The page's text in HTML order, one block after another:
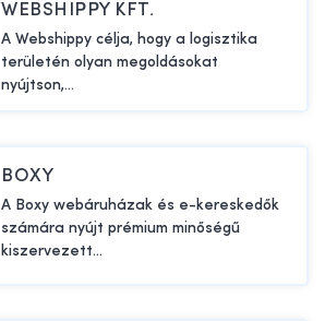
WEBSHIPPY KFT.
A Webshippy célja, hogy a logisztika
területén olyan megoldásokat
nyújtson,...
BOXY
A Boxy webáruházak és e-kereskedők
számára nyújt prémium minőségű
kiszervezett...